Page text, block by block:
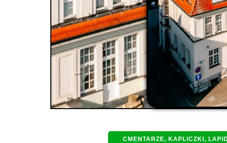
CMENTARZE, KAPLICZKI,